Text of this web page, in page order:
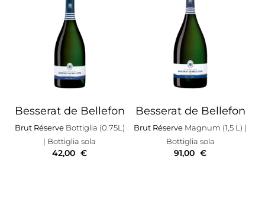
Besserat de Bellefon
Brut Réserve Bottiglia (0.75L)
| Bottiglia sola
42,00 €
Besserat de Bellefon
Brut Réserve Magnum (1,5 L) |
Bottiglia sola
91,00 €